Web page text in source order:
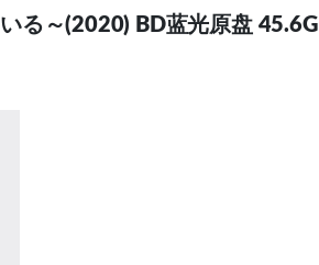
る～(2020) BD蓝光原盘 45.6G